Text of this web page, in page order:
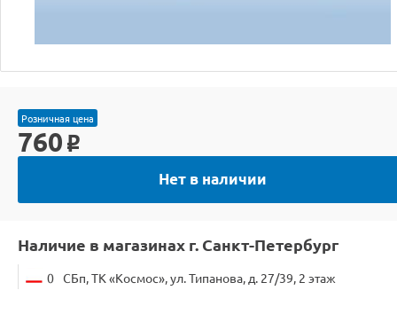
Розничная цена
760 o
Нет в наличии
Наличие в магазинах г. Санкт-Петербург
0 СБп, ТК «Космос», ул. Типанова, д. 27/39, 2 этаж